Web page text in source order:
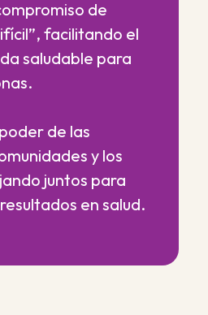
de
facilitando el
saludable para
de las
y los
juntos para
en salud.